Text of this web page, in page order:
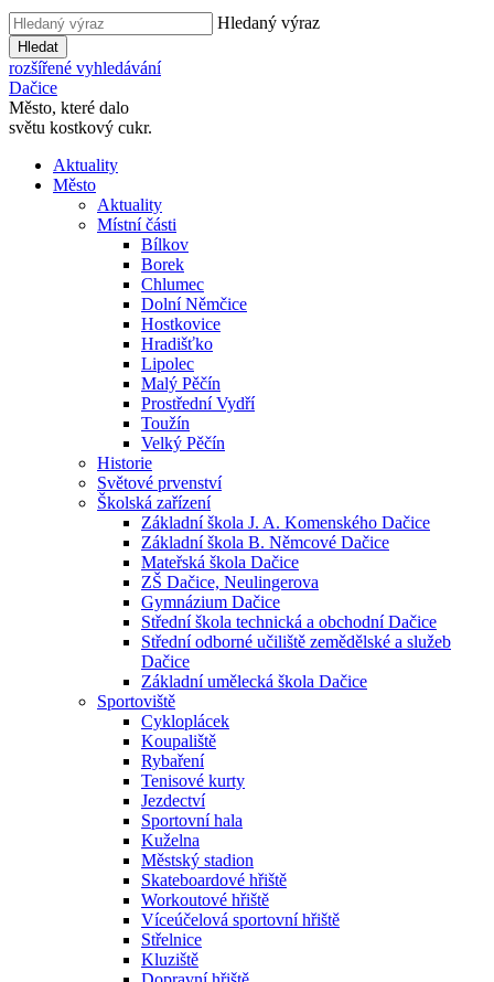
Hledaný výraz
Hledat
rozšířené vyhledávání
Dačice
Město, které dalo
světu kostkový cukr.
Aktuality
Město
Aktuality
Místní části
Bílkov
Borek
Chlumec
Dolní Němčice
Hostkovice
Hradišťko
Lipolec
Malý Pěčín
Prostřední Vydří
Toužín
Velký Pěčín
Historie
Světové prvenství
Školská zařízení
Základní škola J. A. Komenského Dačice
Základní škola B. Němcové Dačice
Mateřská škola Dačice
ZŠ Dačice, Neulingerova
Gymnázium Dačice
Střední škola technická a obchodní Dačice
Střední odborné učiliště zemědělské a služeb
Dačice
Základní umělecká škola Dačice
Sportoviště
Cykloplácek
Koupaliště
Rybaření
Tenisové kurty
Jezdectví
Sportovní hala
Kuželna
Městský stadion
Skateboardové hřiště
Workoutové hřiště
Víceúčelová sportovní hřiště
Střelnice
Kluziště